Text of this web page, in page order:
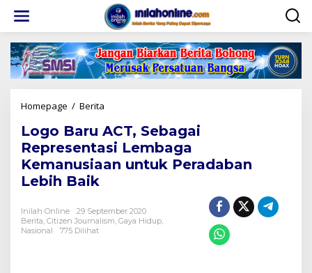
konten
Homepage / Berita
ACT,
Sebagai
Representasi
Lembaga
Peradaban
Lebih
Logo Baru ACT, Sebagai
Representasi Lembaga
Kemanusiaan untuk Peradaban
Lebih Baik
Inilah Online
29 September 2020
Berita Citizen Journalism Gaya Hidup
Nasional
775 Dilihat